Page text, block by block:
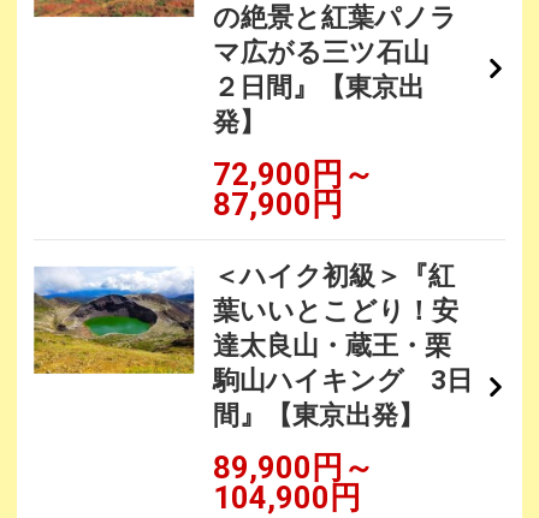
の絶景と紅葉パノラ
マ広がる三ツ石山
２日間』【東京出
発】
72,900円～
87,900円
＜ハイク初級＞『紅
葉いいとこどり！安
達太良山・蔵王・栗
駒山ハイキング 3日
間』【東京出発】
89,900円～
104,900円